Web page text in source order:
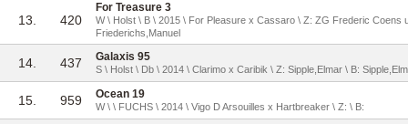
13. 420
For Treasure 3
W \ Holst \ B \ 2015 \ For Pleasure x Cassaro \ Z: ZG Frederic Coens
Friederichs,Manuel
14. 437 Galaxis 95
S \ Holst \ Db \ 2014 \ Clarimo x Caribik \ Z: Sipple,Elmar \ B:
15. 959 Ocean 19
W \ \ FUCHS \ 2014 \ Vigo D Arsouilles x Hartbreaker \ Z: \ B: